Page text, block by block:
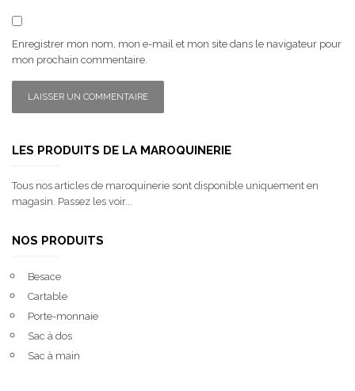
Enregistrer mon nom, mon e-mail et mon site dans le navigateur pour
mon prochain commentaire.
LES PRODUITS DE LA MAROQUINERIE
Tous nos articles de maroquinerie sont disponible uniquement en
magasin. Passez les voir...
NOS PRODUITS
Besace
Cartable
Porte-monnaie
Sac à dos
Sac à main